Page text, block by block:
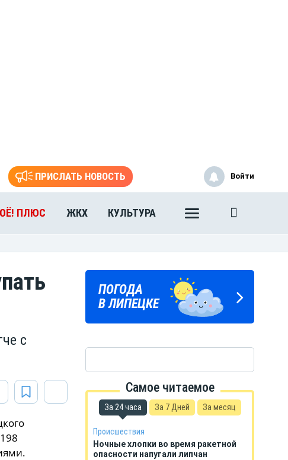
ПРИСЛАТЬ НОВОСТЬ
ПЛЮС ЖКХ КУЛЬТУРА
Войти
с
ПОГОДА
В ЛИПЕЦКЕ
ГОРОСКОП
НА КАЖДЫЙ ДЕНЬ
ЛИПЕЦКИЕ
РЕАЛИИ
Новости Липецка и области
Самое читаемое
За 24 часа За 7 Дней За месяц
Происшествия
Ночные хлопки во время ракетной
опасности напугали липчан